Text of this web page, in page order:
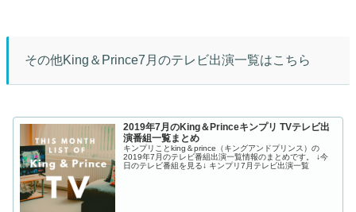
その他King＆Prince7月のテレビ出演一覧はこちら
2019年7月のKing＆Princeキンプリ TVテレビ出
演番組一覧まとめ
キンプリことking＆prince（キングアンドプリンス）の
2019年7月のテレビ番組出演一覧情報のまとめです。 ↓今
日のテレビ番組を見る↓ キンプリ7月テレビ出演一覧